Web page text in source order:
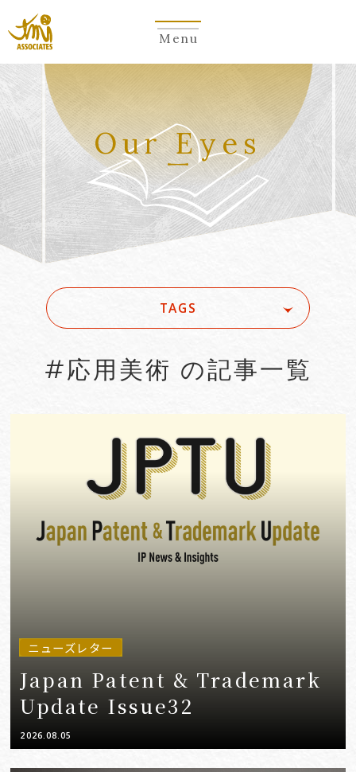
Menu
Our Eyes
TAGS
#Account seizure
#ACRA
#aerospace
#AFCP
#Agentic AI
#Agreements
#AI
#AI Governance
#応用美術 の記事一覧
ニューズレター
Japan Patent & Trademark
Update Issue32
2026.08.05